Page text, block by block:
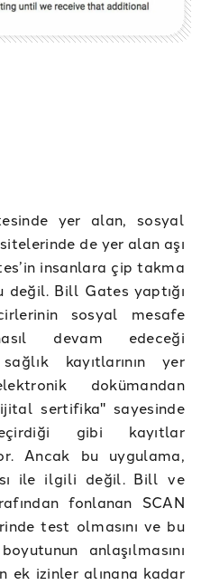
yer alan, sosyal
de yer alan aşı
insanlara çip takma
değil. Bill Gates yaptığı
sosyal mesafe
devam edeceği
kayıtlarının yer
dokümandan
sertifika" sayesinde
gibi kayıtlar
Ancak bu uygulama,
ile ilgili değil. Bill ve
fonlanan SCAN
test olmasını ve bu
anlaşılmasını
ek izinler alınana kadar